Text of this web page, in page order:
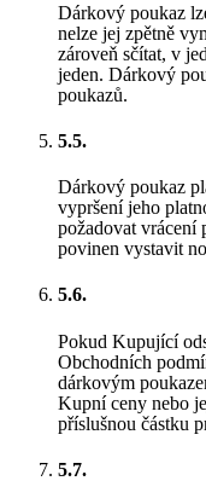
Dárkový poukaz
nelze jej zpětně
zároveň sčítat, v
jeden. Dárkový
poukazů.
5.5.
Dárkový poukaz
vypršení jeho
požadovat vrácení
povinen vystavit
5.6.
Pokud Kupující
Obchodních
dárkovým
Kupní ceny nebo
příslušnou částku
5.7.